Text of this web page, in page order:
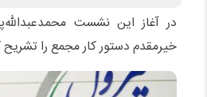
در آغاز این نشست
خیرمقدم دستور کار مجمع را تشریح